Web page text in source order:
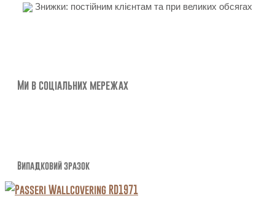
Знижки: постійним клієнтам та при великих обсягах
Ми в соціальних мережах
Випадковий зразок